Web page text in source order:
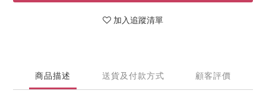
加入追蹤清單
商品描述 送貨及付款方式 顧客評價